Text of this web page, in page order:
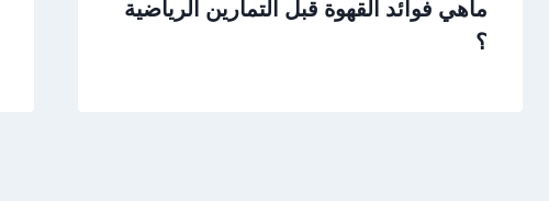
ماهي فوائد القهوة قبل التمارين الرياضية
؟